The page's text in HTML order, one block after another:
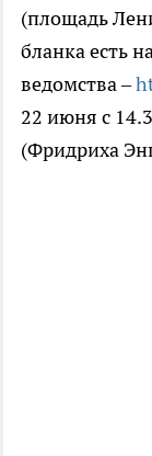
(площадь
бланка есть
ведомства –
22 июня с
(Фридриха